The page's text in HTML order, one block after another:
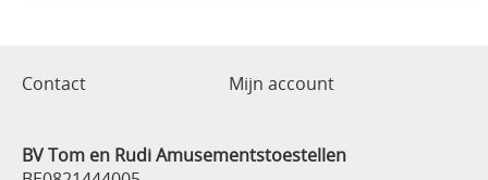
Contact Mijn account
BV Tom en Rudi Amusementstoestellen